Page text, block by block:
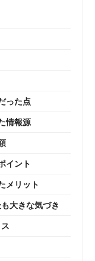
った点
情報源
イント
メリット
大きな気づき